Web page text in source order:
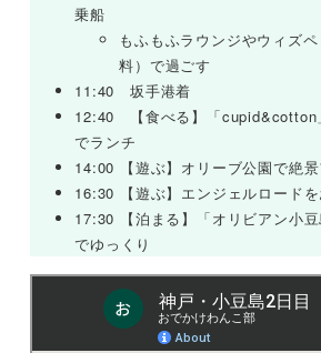
乗船
もふもふラウンジやウィズ
料）で過ごす
11:40 坂手港着
12:40 【食べる】「cupid&cotton
でランチ
14:00 【遊ぶ】オリーブ公園で絶
16:30 【遊ぶ】エンジェルロード
17:30 【泊まる】「オリビアン小豆
でゆっくり